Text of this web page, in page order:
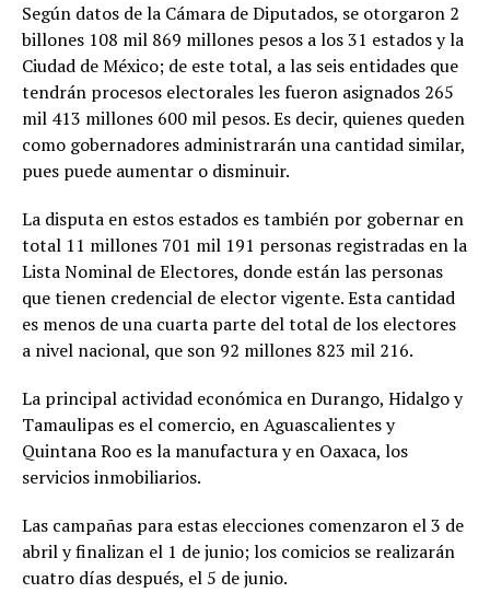
Según datos de la Cámara de Diputados, se otorgaron 2
billones 108 mil 869 millones pesos a los 31 estados y la
Ciudad de México; de este total, a las seis entidades que
tendrán procesos electorales les fueron asignados 265
mil 413 millones 600 mil pesos. Es decir, quienes queden
como gobernadores administrarán una cantidad similar,
pues puede aumentar o disminuir.
La disputa en estos estados es también por gobernar en
total 11 millones 701 mil 191 personas registradas en la
Lista Nominal de Electores, donde están las personas
que tienen credencial de elector vigente. Esta cantidad
es menos de una cuarta parte del total de los electores
a nivel nacional, que son 92 millones 823 mil 216.
La principal actividad económica en Durango, Hidalgo y
Tamaulipas es el comercio, en Aguascalientes y
Quintana Roo es la manufactura y en Oaxaca, los
servicios inmobiliarios.
Las campañas para estas elecciones comenzaron el 3 de
abril y finalizan el 1 de junio; los comicios se realizarán
cuatro días después, el 5 de junio.